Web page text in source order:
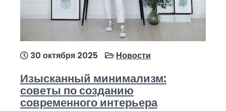
30 октября 2025 Новости
Изысканный минимализм:
советы по созданию
современного интерьера